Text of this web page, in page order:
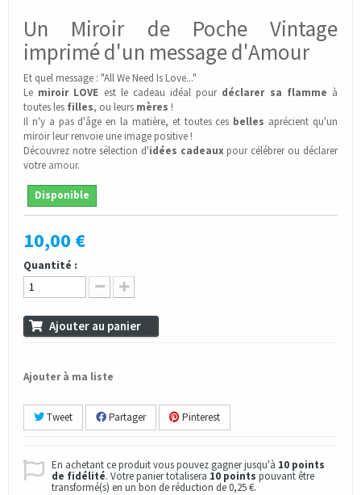
Un Miroir de Poche Vintage
imprimé d'un message d'Amour
Et quel message : "All We Need Is Love..."
Le miroir LOVE est le cadeau idéal pour déclarer sa flamme à
toutes les filles, ou leurs mères !
Il n'y a pas d'âge en la matière, et toutes ces belles aprécient qu'un
miroir leur renvoie une image positive !
Découvrez notre sélection d'idées cadeauxpour célébrer ou déclarer
votre amour.
Disponible
10,00 €
Quantité :
Ajouter au panier
Ajouter à ma liste
Tweet Partager Pinterest
En achetant ce produit vous pouvez gagner jusqu'à 10 points
de fidélité. Votre panier totalisera 10 points pouvant être
transformé(s) en un bon de réduction de0,25 €.